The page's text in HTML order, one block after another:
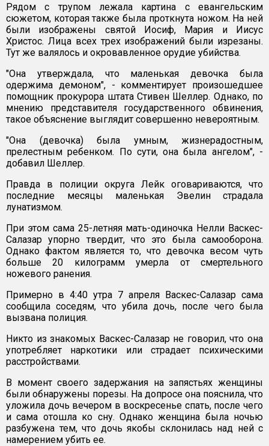
Рядом с трупом лежала картина с евангельским
сюжетом, которая также была проткнута ножом. На ней
были изображены святой Иосиф, Мария и Иисус
Христос. Лица всех трех изображений были изрезаны.
Тут же валялось и окровавленное орудие убийства.
"Она утверждала, что маленькая девочка была
одержима демоном", - комментирует произошедшее
помощник прокурора штата Стивен Шеллер. Однако, по
мнению представителя государственного обвинения,
такое объяснение выглядит совершенно невероятным.
"Она (девочка) была умным, жизнерадостным,
прелестным ребенком. По сути, она была ангелом", -
добавил Шеллер.
Правда в полиции округа Лейк оговариваются, что
последние месяцы маленькая Эвелин страдала
лунатизмом.
При этом сама 25-летняя мать-одиночка Нелли Васкес-
Салазар упорно твердит, что это была самооборона.
Однако фактом является то, что девочка весом чуть
больше 20 килограмм умерла от смертельного
ножевого ранения.
Примерно в 4:40 утра 7 апреля Васкес-Салазар сама
сообщила соседям, что убила дочь, после чего была
вызвана полиция.
Никто из знакомых Васкес-Салазар не говорил, что она
употребляет наркотики или страдает психическими
расстройствами.
В момент своего задержания на запястьях женщины
были обнаружены порезы. На допросе она пояснила, что
уложила дочь вечером в воскресенье спать, после чего
и сама отошла ко сну. Однако женщина была ночью
разбужена тем, что дочь якобы склонилась над ней с
намерением убить ее.